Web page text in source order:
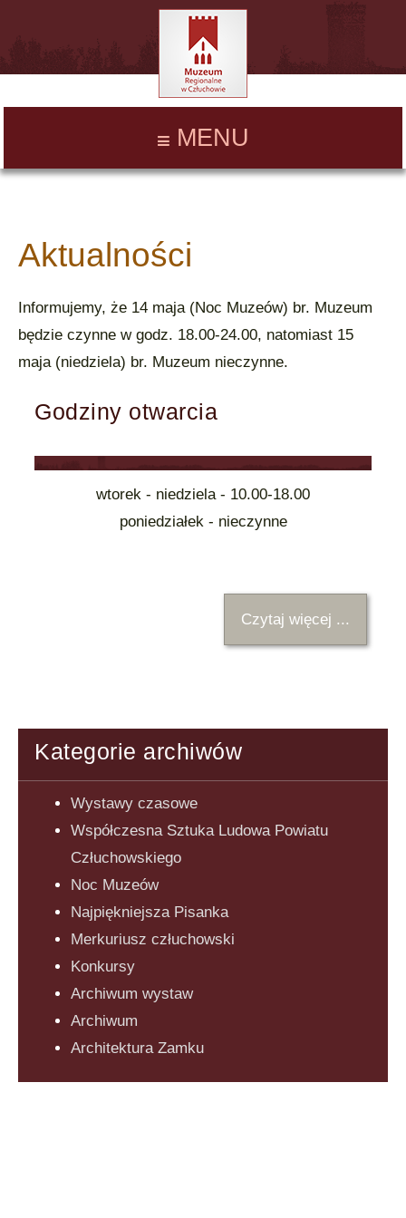
MENU
Aktualności
Informujemy, że 14 maja (Noc Muzeów) br. Muzeum
będzie czynne w godz. 18.00-24.00, natomiast 15
maja (niedziela) br. Muzeum nieczynne.
Godziny otwarcia
wtorek - niedziela - 10.00-18.00
poniedziałek - nieczynne
Czytaj więcej ...
Kategorie archiwów
Wystawy czasowe
Współczesna Sztuka Ludowa Powiatu
Człuchowskiego
Noc Muzeów
Najpiękniejsza Pisanka
Merkuriusz człuchowski
Konkursy
Archiwum wystaw
Archiwum
Architektura Zamku